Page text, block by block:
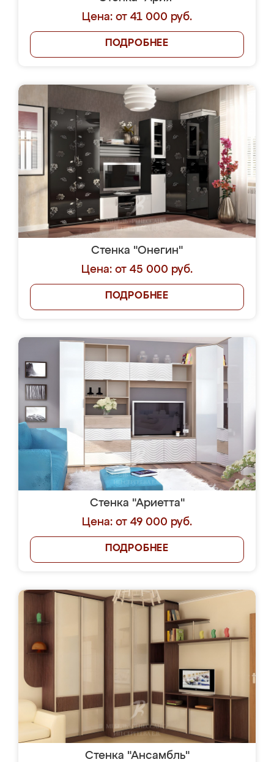
Цена: от 41 000 руб.
ПОДРОБНЕЕ
Стенка "Онегин"
Цена: от 45 000 руб.
ПОДРОБНЕЕ
Стенка "Ариетта"
Цена: от 49 000 руб.
ПОДРОБНЕЕ
Стенка "Ансамбль"